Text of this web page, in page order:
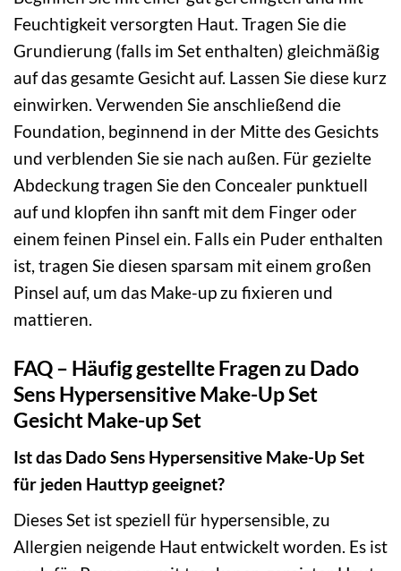
Feuchtigkeit versorgten Haut. Tragen Sie die
Grundierung (falls im Set enthalten) gleichmäßig
auf das gesamte Gesicht auf. Lassen Sie diese kurz
einwirken. Verwenden Sie anschließend die
Foundation, beginnend in der Mitte des Gesichts
und verblenden Sie sie nach außen. Für gezielte
Abdeckung tragen Sie den Concealer punktuell
auf und klopfen ihn sanft mit dem Finger oder
einem feinen Pinsel ein. Falls ein Puder enthalten
ist, tragen Sie diesen sparsam mit einem großen
Pinsel auf, um das Make-up zu fixieren und
mattieren.
FAQ – Häufig gestellte Fragen zu Dado
Sens Hypersensitive Make-Up Set
Gesicht Make-up Set
Ist das Dado Sens Hypersensitive Make-Up Set
für jeden Hauttyp geeignet?
Dieses Set ist speziell für hypersensible, zu
Allergien neigende Haut entwickelt worden. Es ist